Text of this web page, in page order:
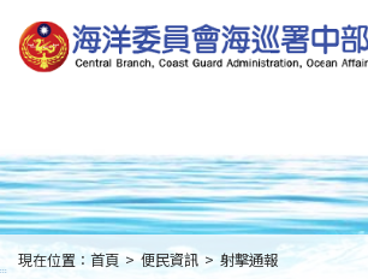
到
主
要
to
main
content
:::
現在位置： 首頁 > 便民資訊 > 射擊通報